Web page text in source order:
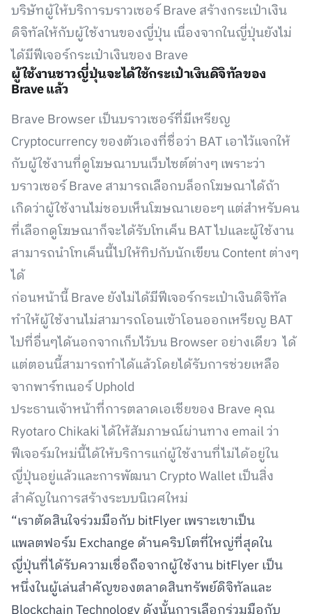
บริษัทผู้ให้บริการบราวเซอร์ Brave สร้างกระเป๋าเงิน
ดิจิทัลให้กับผู้ใช้งานของญี่ปุ่น เนื่องจากในญี่ปุ่นยังไม่
ได้มีฟีเจอร์กระเป๋าเงินของ Brave
ผู้ใช้งานชาวญี่ปุ่นจะได้ใช้กระเป๋าเงินดิจิทัลของ
Brave แล้ว
Brave Browser เป็นบราวเซอร์ที่มีเหรียญ
Cryptocurrency ของตัวเองที่ชื่อว่า BAT เอาไว้แจกให้
กับผู้ใช้งานที่ดูโฆษณาบนเว็บไซต์ต่างๆ เพราะว่า
บราวเซอร์ Brave สามารถเลือกบล็อกโฆษณาได้ถ้า
เกิดว่าผู้ใช้งานไม่ชอบเห็นโฆษณาเยอะๆ แต่สำหรับคน
ที่เลือกดูโฆษณาก็จะได้รับโทเค็น BAT ไปและผู้ใช้งาน
สามารถนำโทเค็นนี้ไปให้ทิปกับนักเขียน Content ต่างๆ
ได้
ก่อนหน้านี้ Brave ยังไม่ได้มีฟีเจอร์กระเป๋าเงินดิจิทัล
ทำให้ผู้ใช้งานไม่สามารถโอนเข้าโอนออกเหรียญ BAT
ไปที่อื่นๆได้นอกจากเก็บไว้บน Browser อย่างเดียว ได้
แต่ตอนนี้สามารถทำได้แล้วโดยได้รับการช่วยเหลือ
จากพาร์ทเนอร์ Uphold
ประธานเจ้าหน้าที่การตลาดเอเชียของ Brave คุณ
Ryotaro Chikaki ได้ให้สัมภาษณ์ผ่านทาง email ว่า
ฟีเจอร์มใหม่นี้ได้ให้บริการแก่ผู้ใช้งานที่ไม่ได้อยู่ใน
ญี่ปุ่นอยู่แล้วและการพัฒนา Crypto Wallet เป็นสิ่ง
สำคัญในการสร้างระบบนิเวศใหม่
“เราตัดสินใจร่วมมือกับ bitFlyer เพราะเขาเป็น
แพลตฟอร์ม Exchange ด้านคริปโตที่ใหญ่ที่สุดใน
ญี่ปุ่นที่ได้รับความเชื่อถือจากผู้ใช้งาน bitFlyer เป็น
หนึ่งในผู้เล่นสำคัญของตลาดสินทรัพย์ดิจิทัลและ